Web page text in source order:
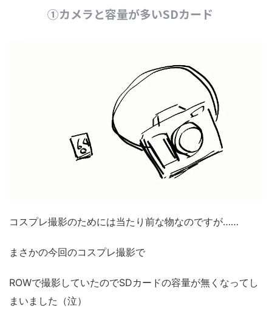
①カメラと容量が多いSDカード
コスプレ撮影のためには当たり前な物なのですが……
まさかの今回のコスプレ撮影で
ROWで撮影していたのでSDカードの容量が無くなってし
まいました（泣）